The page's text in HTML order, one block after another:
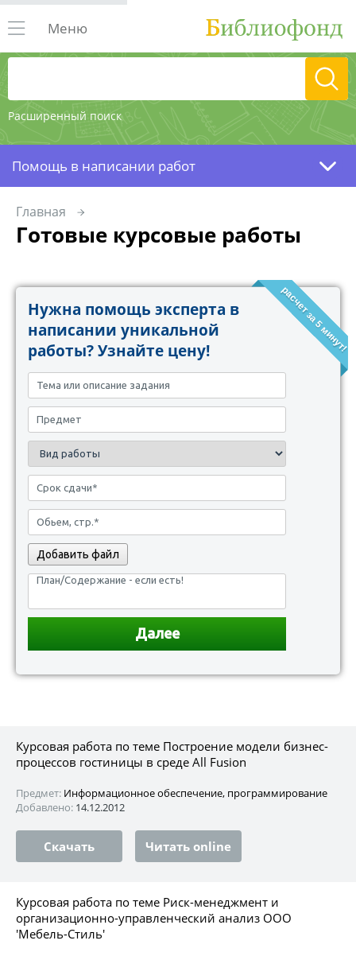
Расширенный поиск
Меню
Помощь в написании работ
Главная
Готовые курсовые работы
расчет за 5 минут!
Нужна помощь эксперта в
написании уникальной
работы? Узнайте цену!
Добавить файл
Курсовая работа по теме Построение модели бизнес-
процессов гостиницы в среде All Fusion
Предмет: Информационное обеспечение, программирование
Добавлено: 14.12.2012
Скачать Читать online
Курсовая работа по теме Риск-менеджмент и
организационно-управленческий анализ ООО
'Мебель-Стиль'